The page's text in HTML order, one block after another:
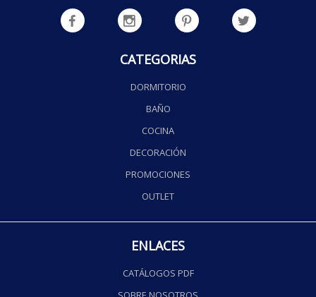
CATEGORIAS
DORMITORIO
BAÑO
COCINA
DECORACIÓN
PROMOCIONES
OUTLET
ENLACES
CATÁLOGOS PDF